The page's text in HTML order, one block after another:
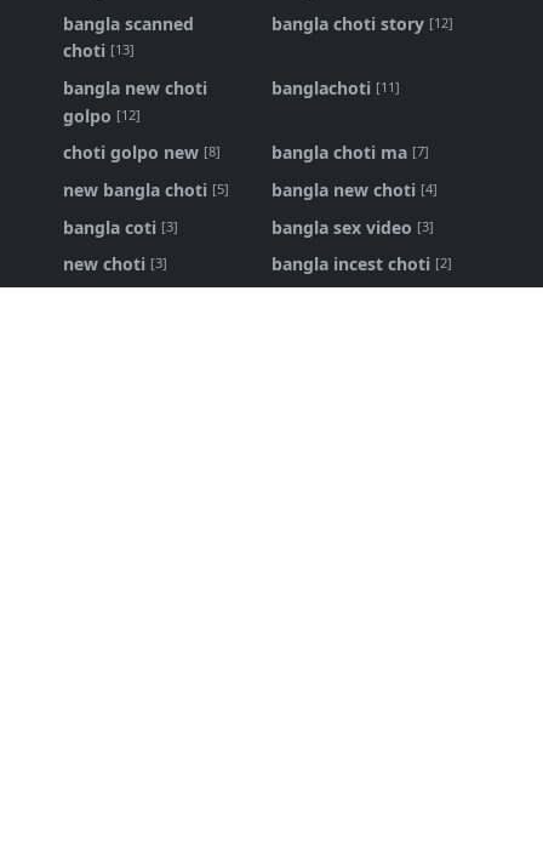
bangla scanned
choti [13]
bangla choti story [12]
bangla new choti
golpo [12]
banglachoti [11]
choti golpo new [8] bangla choti ma [7]
new bangla choti [5] bangla new choti [4]
bangla coti [3] bangla sex video [3]
new choti [3] bangla incest choti [2]